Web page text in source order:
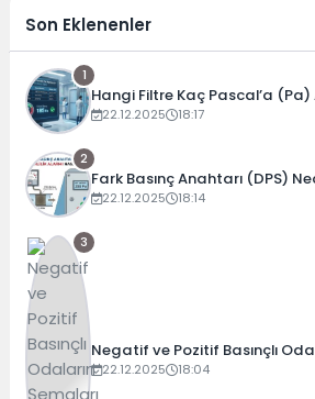
Buharlaştırıcı...
Son Eklenenler
1
Hangi Filtre Kaç Pascal’a
Güncel Tablo)
22.12.2025 18:17
2
Fark Basınç Anahtarı (DPS)
Alarmı Nasıl Ayarlanır?
22.12.2025 18:14
3
Negatif ve Pozitif Basınçlı
Çalışma Prensipleri
22.12.2025 18:04